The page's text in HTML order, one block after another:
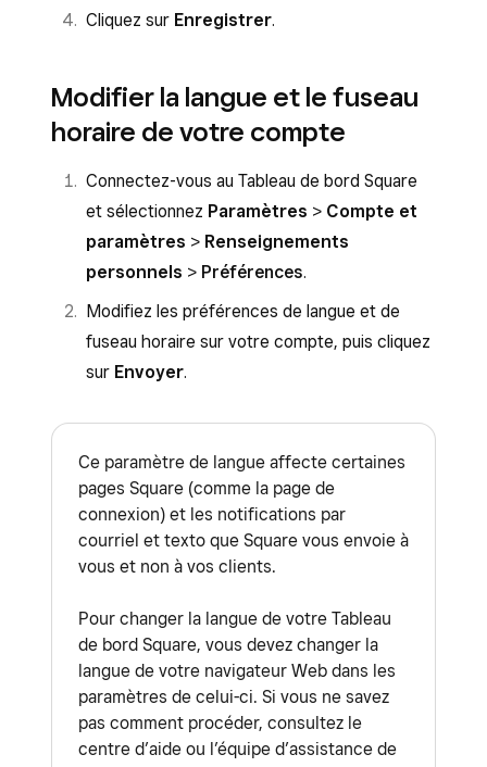
Cliquez sur Enregistrer.
Modifier la langue et le fuseau
horaire de votre compte
Connectez-vous au Tableau de bord Square
et sélectionnez Paramètres > Compte et
paramètres > Renseignements
personnels > Préférences.
Modifiez les préférences de langue et de
fuseau horaire sur votre compte, puis cliquez
sur Envoyer.
Ce paramètre de langue affecte certaines
pages Square (comme la page de
connexion) et les notifications par
courriel et texto que Square vous envoie à
vous et non à vos clients.
Pour changer la langue de votre Tableau
de bord Square, vous devez changer la
langue de votre navigateur Web dans les
paramètres de celui-ci. Si vous ne savez
pas comment procéder, consultez le
centre d’aide ou l’équipe d’assistance de